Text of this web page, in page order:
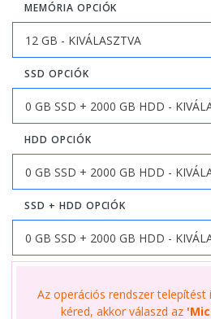
MEMÓRIA OPCIÓK
SSD OPCIÓK
HDD OPCIÓK
SSD + HDD OPCIÓK
Az operációs rendszer telepítést
kéred, akkor válaszd az